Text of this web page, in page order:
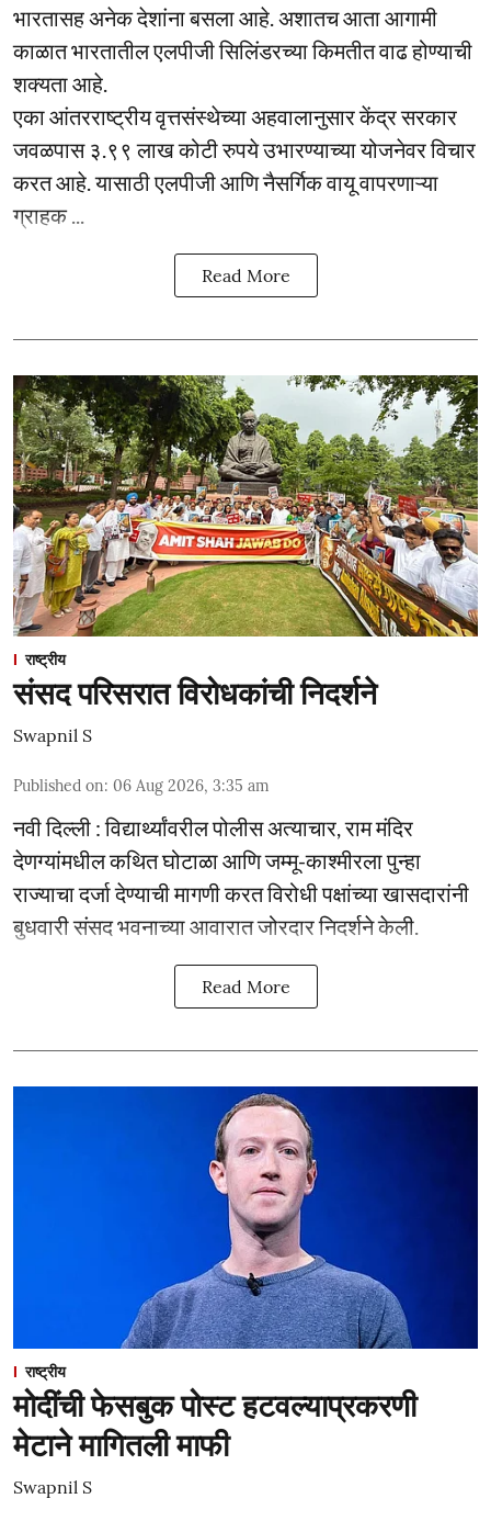
भारतासह अनेक देशांना बसला आहे. अशातच आता आगामी
काळात भारतातील एलपीजी सिलिंडरच्या किमतीत वाढ होण्याची
शक्यता आहे.
एका आंतरराष्ट्रीय वृत्तसंस्थेच्या अहवालानुसार केंद्र सरकार
जवळपास ३.९९ लाख कोटी रुपये उभारण्याच्या योजनेवर विचार
करत आहे. यासाठी एलपीजी आणि नैसर्गिक वायू वापरणाऱ्या
ग्राहक ...
Read More
राष्ट्रीय
संसद परिसरात विरोधकांची निदर्शने
Swapnil S
Published on: 06 Aug 2026, 3:35 am
नवी दिल्ली : विद्यार्थ्यांवरील पोलीस अत्याचार, राम मंदिर
देणग्यांमधील कथित घोटाळा आणि जम्मू-काश्मीरला पुन्हा
राज्याचा दर्जा देण्याची मागणी करत विरोधी पक्षांच्या खासदारांनी
बुधवारी संसद भवनाच्या आवारात जोरदार निदर्शने केली.
Read More
राष्ट्रीय
मोदींची फेसबुक पोस्ट हटवल्याप्रकरणी
मेटाने मागितली माफी
Swapnil S